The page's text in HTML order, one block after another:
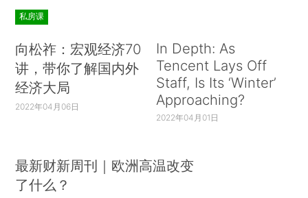
私房课
向松祚：宏观经济70
讲，带你了解国内外
经济大局
2022年04月06日
In Depth: As
Tencent Lays Off
Staff, Is Its ‘Winter’
Approaching?
2022年04月01日
最新财新周刊｜欧洲高温改变
了什么？